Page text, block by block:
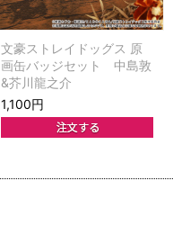
文豪ストレイドッグス 原
画缶バッジセット 中島敦
&芥川龍之介
1,100円